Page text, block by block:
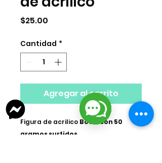
$25.00
Cantidad *
Agregar al carrito
Figura de acrilico Bosal con 50
gramos surtidos.